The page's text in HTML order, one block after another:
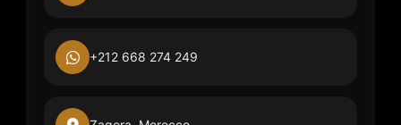
+212 668 274 249